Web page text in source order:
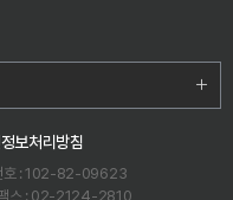
보처리방침
호 : 102-82-09623
스 : 02-2124-2810